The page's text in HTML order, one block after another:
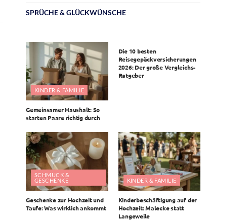
SPRÜCHE & GLÜCKWÜNSCHE
KINDER & FAMILIE
Gemeinsamer Haushalt: So
starten Paare richtig durch
Die 10 besten
Reisegepäckversicherungen
2026: Der große Vergleichs-
Ratgeber
SCHMUCK &
GESCHENKE
Geschenke zur Hochzeit und
Taufe: Was wirklich ankommt
KINDER & FAMILIE
Kinderbeschäftigung auf der
Hochzeit: Malecke statt
Langeweile